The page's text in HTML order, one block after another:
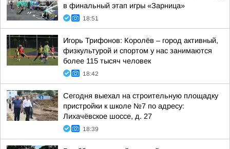
в финальный этап игры «Зарница»
18:51
Игорь Трифонов: Королёв – город активный,
физкультурой и спортом у нас занимаются
более 115 тысяч человек
18:42
Сегодня выехал на строительную площадку
пристройки к школе №7 по адресу:
Лихачёвское шоссе, д. 27
18:39